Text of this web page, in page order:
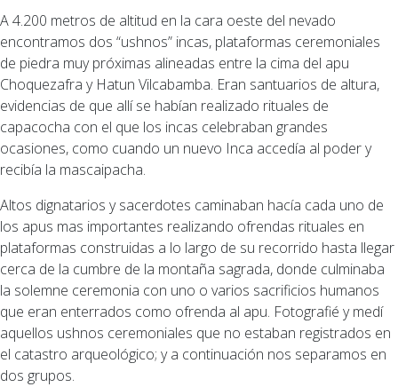
A 4.200 metros de altitud en la cara oeste del nevado
encontramos dos “ushnos” incas, plataformas ceremoniales
de piedra muy próximas alineadas entre la cima del apu
Choquezafra y Hatun Vilcabamba. Eran santuarios de altura,
evidencias de que allí se habían realizado rituales de
capacocha con el que los incas celebraban grandes
ocasiones, como cuando un nuevo Inca accedía al poder y
recibía la mascaipacha.
Altos dignatarios y sacerdotes caminaban hacía cada uno de
los apus mas importantes realizando ofrendas rituales en
plataformas construidas a lo largo de su recorrido hasta llegar
cerca de la cumbre de la montaña sagrada, donde culminaba
la solemne ceremonia con uno o varios sacrificios humanos
que eran enterrados como ofrenda al apu. Fotografié y medí
aquellos ushnos ceremoniales que no estaban registrados en
el catastro arqueológico; y a continuación nos separamos en
dos grupos.